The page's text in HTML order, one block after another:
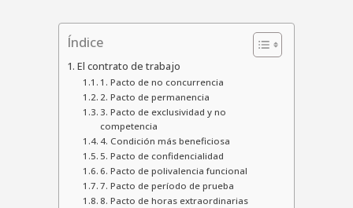
Índice
El contrato de trabajo
1. Pacto de no concurrencia
2. Pacto de permanencia
3. Pacto de exclusividad y no
competencia
4. Condición más beneficiosa
5. Pacto de confidencialidad
6. Pacto de polivalencia funcional
7. Pacto de período de prueba
8. Pacto de horas extraordinarias